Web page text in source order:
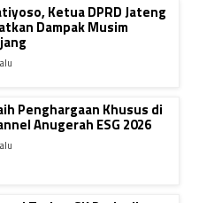
Ketua DPRD Jateng
Dampak Musim
Penghargaan Khusus di
Anugerah ESG 2026